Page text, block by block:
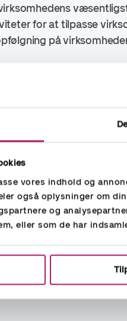
vores indhold og
også oplysninger om
og
eller som de har
for at tilpasse
på
afgørende i den
Vi er særlig
cashflow,
over min daglige
af indbetalinger i de
trukket på min
kredit, jeg giver
lange kredittider hos